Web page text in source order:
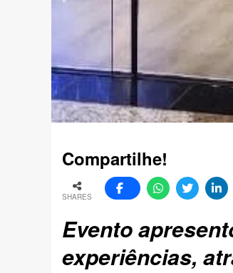
Compartilhe!
SHARES
Evento
experiências,